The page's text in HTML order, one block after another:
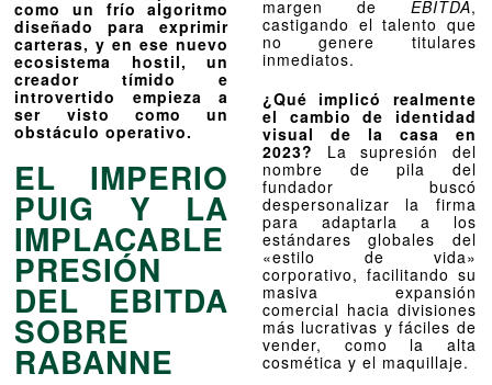
como un frío algoritmo
diseñado para exprimir
carteras, y en ese nuevo
ecosistema hostil, un
creador tímido e
introvertido empieza a
ser visto como un
obstáculo operativo.
EL IMPERIO
PUIG Y LA
IMPLACABLE
PRESIÓN
DEL EBITDA
SOBRE
RABANNE
margen de EBITDA,
castigando el talento que
no genere titulares
inmediatos.
¿Qué implicó realmente
el cambio de identidad
visual de la casa en
2023? La supresión del
nombre de pila del
fundador buscó
despersonalizar la firma
para adaptarla a los
estándares globales del
«estilo de vida»
corporativo, facilitando su
masiva expansión
comercial hacia divisiones
más lucrativas y fáciles de
vender, como la alta
cosmética y el maquillaje.